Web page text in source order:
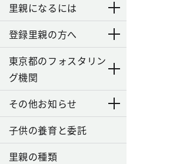
里親になるには
登録里親の方へ
東京都のフォスタリン
グ機関
その他お知らせ
子供の養育と委託
里親の種類